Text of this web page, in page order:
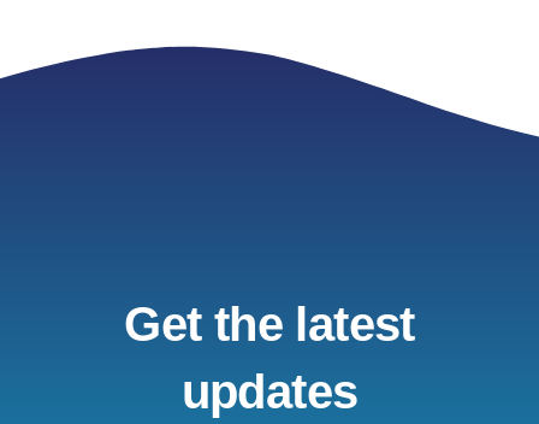
Get the latest
updates